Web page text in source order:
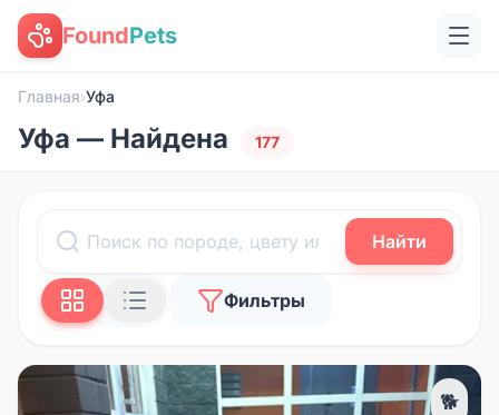
FoundPets
Главная›Уфа
Уфа — Найдена 177
Найти
Фильтры
🐕